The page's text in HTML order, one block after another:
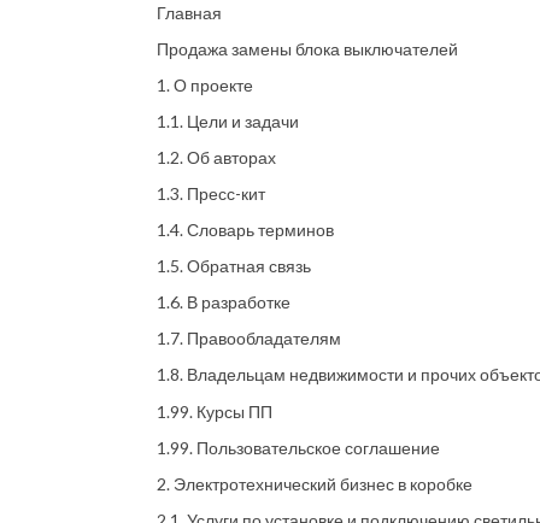
Главная
Продажа замены блока выключателей
1. О проекте
1.1. Цели и задачи
1.2. Об авторах
1.3. Пресс-кит
1.4. Словарь терминов
1.5. Обратная связь
1.6. В разработке
1.7. Правообладателям
1.8. Владельцам недвижимости и прочих
1.99. Курсы ПП
1.99. Пользовательское соглашение
2. Электротехнический бизнес в коробке